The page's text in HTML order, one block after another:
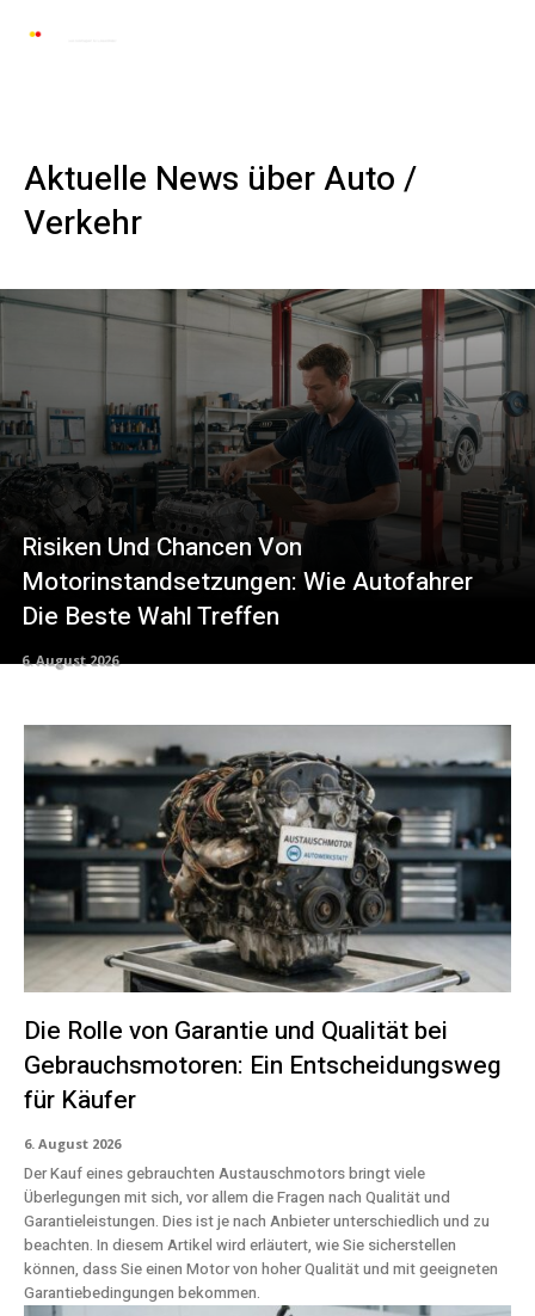
Aktuelle News überAuto /
Verkehr
Risiken Und Chancen Von
Motorinstandsetzungen: Wie Autofahrer
Die Beste Wahl Treffen
6. August 2026
Die Rolle von Garantie und Qualität bei
Gebrauchsmotoren: Ein Entscheidungsweg
für Käufer
6. August 2026
Der Kauf eines gebrauchten Austauschmotors bringt viele
Überlegungen mit sich, vor allem die Fragen nach Qualität und
Garantieleistungen. Dies ist je nach Anbieter unterschiedlich und zu
beachten. In diesem Artikel wird erläutert, wie Sie sicherstellen
können, dass Sie einen Motor von hoher Qualität und mit geeigneten
Garantiebedingungen bekommen.